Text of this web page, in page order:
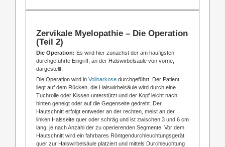
Zervikale Myelopathie – Die Operation
(Teil 2)
Die Operation: Es wird hier zunächst der am häufigsten
durchgeführte Eingriff, an der Halswirbelsäule von vorne,
dargestellt.
Die Operation wird in Vollnarkosedurchgeführt. Der Patient
liegt auf dem Rücken, die Halswirbelsäule wird durch eine
Tuchrolle oder Kissen unterstützt und der Kopf leicht nach
hinten geneigt oder auf die Gegenseite gedreht. Der
Hautschnitt erfolgt entweder an der rechten, meist an der
linken Halsseite quer oder schräg und ist zwischen 3 und 6 cm
lang, je nach Anzahl der zu operierenden Segmente. Vor dem
Hautschnitt wird ein fahrbares Röntgendurchleuchtungsgerät
quer zur Halswirbelsäule platziert und mittels Durchleuchtung